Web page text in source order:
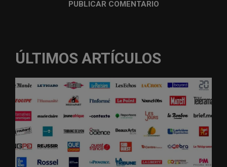
ÚLTIMOS ARTÍCULOS